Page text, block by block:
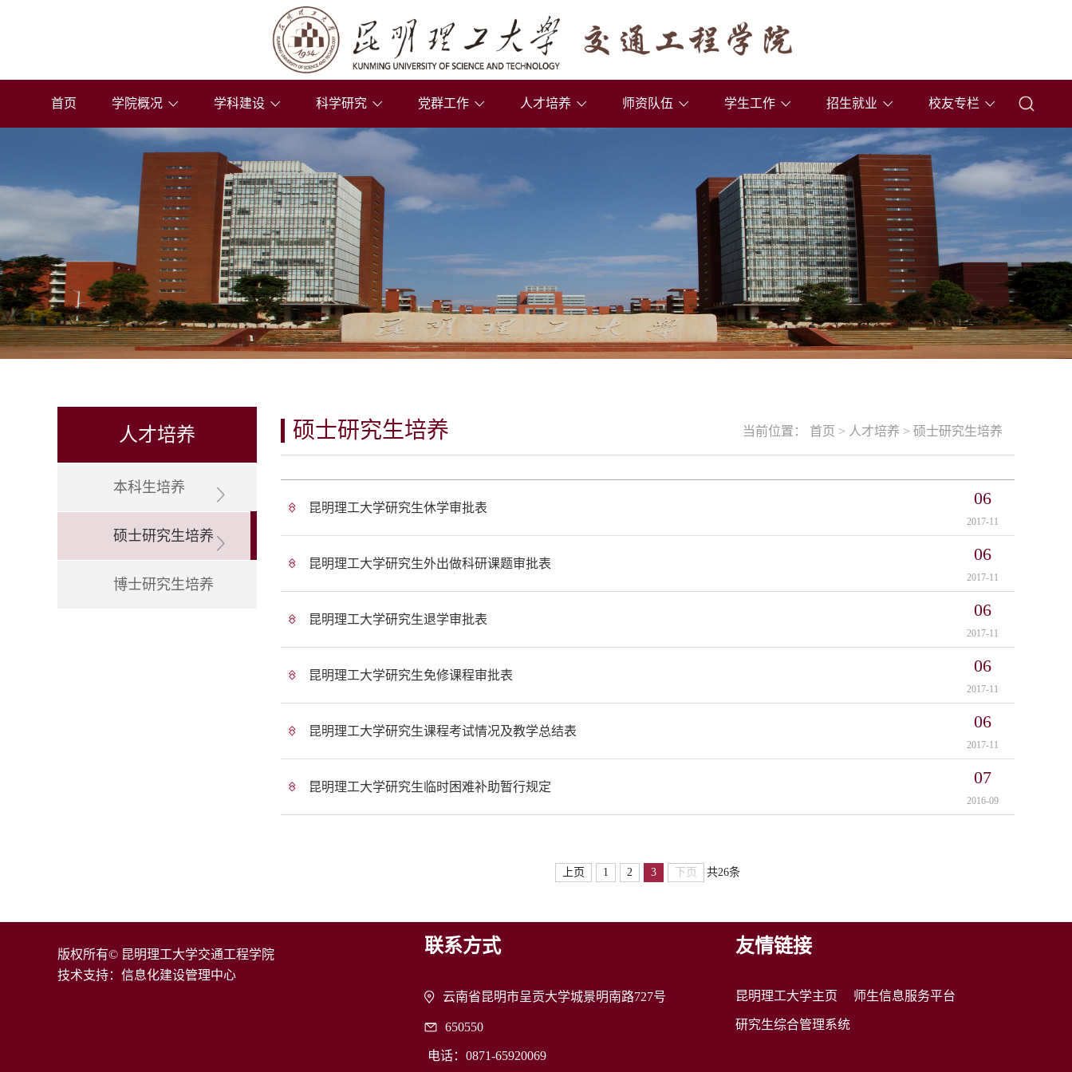
首页 学院概况 学科建设 科学研究 党群工作 人才培养 师资队伍 学生工作 招生就业 校友专栏
人才培养
本科生培养
硕士研究生培养
博士研究生培养
硕士研究生培养 当前位置： 首页 > 人才培养 > 硕士研究生培养
昆明理工大学研究生休学审批表 06
2017-11
昆明理工大学研究生外出做科研课题审批表 06
2017-11
昆明理工大学研究生退学审批表 06
2017-11
昆明理工大学研究生免修课程审批表 06
2017-11
昆明理工大学研究生课程考试情况及教学总结表 06
2017-11
昆明理工大学研究生临时困难补助暂行规定 07
2016-09
上页 1 2 3 下页 共26条
版权所有© 昆明理工大学交通工程学院
技术支持：信息化建设管理中心
联系方式
云南省昆明市呈贡大学城景明南路727号
650550
电话：0871-65920069
友情链接
昆明理工大学主页 师生信息服务平台
研究生综合管理系统